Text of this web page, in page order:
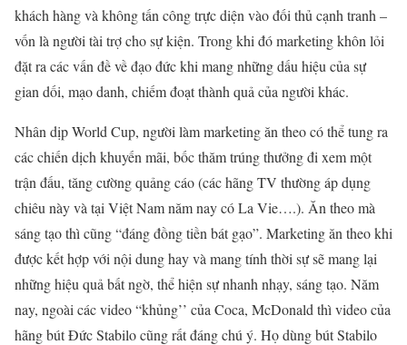
khách hàng và không tấn công trực diện vào đối thủ cạnh tranh –
vốn là người tài trợ cho sự kiện. Trong khi đó marketing khôn lỏi
đặt ra các vấn đề về đạo đức khi mang những dấu hiệu của sự
gian dối, mạo danh, chiếm đoạt thành quả của người khác.
Nhân dịp World Cup, người làm marketing ăn theo có thể tung ra
các chiến dịch khuyến mãi, bốc thăm trúng thưởng đi xem một
trận đấu, tăng cường quảng cáo (các hãng TV thường áp dụng
chiêu này và tại Việt Nam năm nay có La Vie….). Ăn theo mà
sáng tạo thì cũng “đáng đồng tiền bát gạo”. Marketing ăn theo khi
được kết hợp với nội dung hay và mang tính thời sự sẽ mang lại
những hiệu quả bất ngờ, thể hiện sự nhanh nhạy, sáng tạo. Năm
nay, ngoài các video “khủng’’ của Coca, McDonald thì video của
hãng bút Đức Stabilo cũng rất đáng chú ý. Họ dùng bút Stabilo